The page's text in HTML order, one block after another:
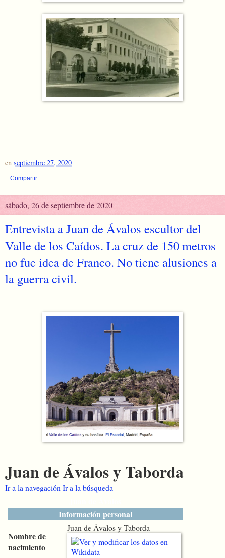
en septiembre 27, 2020
Compartir
sábado, 26 de septiembre de 2020
Entrevista a Juan de Ávalos escultor del
Valle de los Caídos. La cruz de 150 metros
no fue idea de Franco. No tiene alusiones a
la guerra civil.
Juan de Ávalos y Taborda
Ir a la navegaciónIr a la búsqueda
Información personal
Nombre de
nacimiento
Juan de Ávalos y Taborda